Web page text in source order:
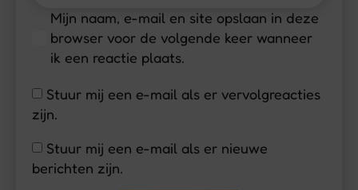
Mijn naam, e-mail en site opslaan in deze
browser voor de volgende keer wanneer
ik een reactie plaats.
Stuur mij een e-mail als er vervolgreacties
zijn.
Stuur mij een e-mail als er nieuwe
berichten zijn.